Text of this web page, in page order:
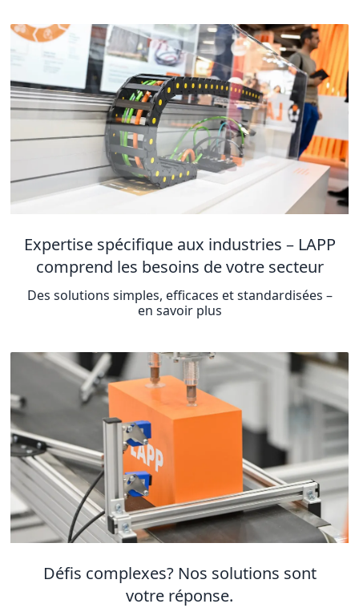
Expertise spécifique aux industries – LAPP
comprend les besoins de votre secteur
Des solutions simples, efficaces et standardisées –
en savoir plus
Défis complexes? Nos solutions sont
votre réponse.